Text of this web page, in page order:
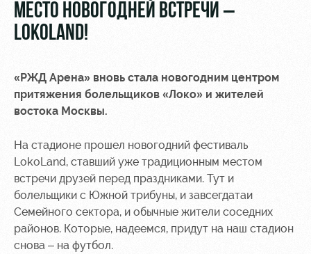
supporters
RZD Arena
Hosting
Fields
rent
Space
rentals
Локо
Старт
Локо-Лето
Our fans
карта
«Локомотив»
Wallpapers
A fan card
МЕСТО НОВОГОДНЕЙ ВСТРЕЧИ –
LOKOLAND!
«РЖД Арена» вновь стала новогодним центром
притяжения болельщиков «Локо» и жителей
востока Москвы.
На стадионе прошел новогодний фестиваль
LokoLand, ставший уже традиционным местом
встречи друзей перед праздниками. Тут и
болельщики с Южной трибуны, и завсегдатаи
Семейного сектора, и обычные жители соседних
районов. Которые, надеемся, придут на наш стадион
снова – на футбол.